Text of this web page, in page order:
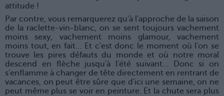
attitude !
Par contre, vous remarquerez qu'à l'approche de la saison
de la raclette-vin-blanc, on se sent toujours vachement
moins sexy, vachement moins glamour, vachement
moins tout, en fait… Et c'est donc le moment où l'on se
trouve les pires défauts du monde et où notre moral
descend en flèche jusqu'à l'été suivant… Donc si on
s'enflamme à changer de tête directement en rentrant de
vacances, on peut être sûre que d'ici une semaine, on ne
peut même plus se voir en peinture. Et la chute sera plus